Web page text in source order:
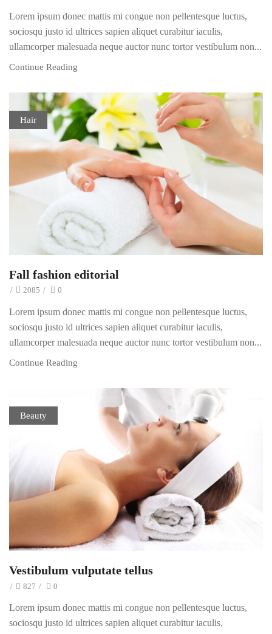
Lorem ipsum donec mattis mi congue non pellentesque luctus,
sociosqu justo id ultrices sapien aliquet curabitur iaculis,
ullamcorper malesuada neque auctor nunc tortor vestibulum non...
Continue Reading
Hair
Fall fashion editorial
/ 2085 / 0
Lorem ipsum donec mattis mi congue non pellentesque luctus,
sociosqu justo id ultrices sapien aliquet curabitur iaculis,
ullamcorper malesuada neque auctor nunc tortor vestibulum non...
Continue Reading
Beauty
Vestibulum vulputate tellus
/ 827 / 0
Lorem ipsum donec mattis mi congue non pellentesque luctus,
sociosqu justo id ultrices sapien aliquet curabitur iaculis,